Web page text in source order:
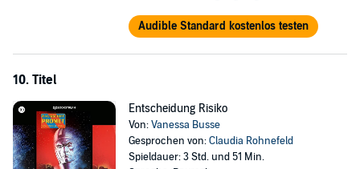
Audible Standard kostenlos testen
10. Titel
Entscheidung Risiko
Von:Vanessa Busse
Gesprochen von:Claudia Rohnefeld
Spieldauer: 3 Std. und 51 Min.